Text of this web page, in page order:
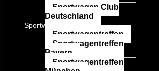
Sportwagen Club
Deutschland
Sportwagen Events
Sportwagentreffen
Sportwagentreffen
Bayern
Sportwagentreffen